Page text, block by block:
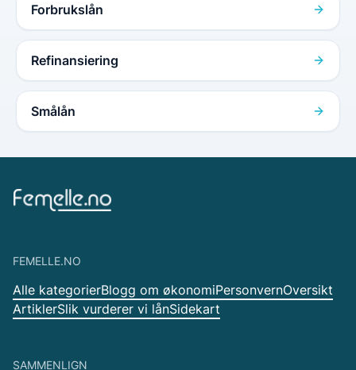
Forbrukslån
Refinansiering
Smålån
FEMELLE.NO
Alle kategorierBlogg om økonomiPersonvernOversikt
ArtiklerSlik vurderer vi lånSidekart
SAMMENLIGN